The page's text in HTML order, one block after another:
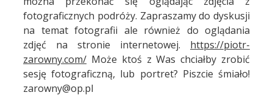
fotograficznych podróży. Zapraszamy do dyskusji
na temat fotografii ale również do oglądania
zdjęć na stronie internetowej. https://piotr-
zarowny.com/ Może ktoś z Was chciałby zrobić
sesję fotograficzną, lub portret? Piszcie śmiało!
zarowny@op.pl